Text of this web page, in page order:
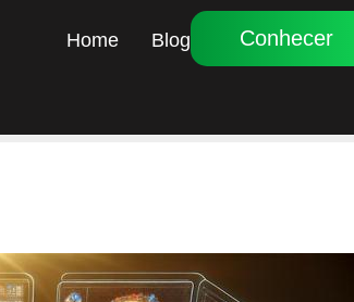
Home Blog Conhecer